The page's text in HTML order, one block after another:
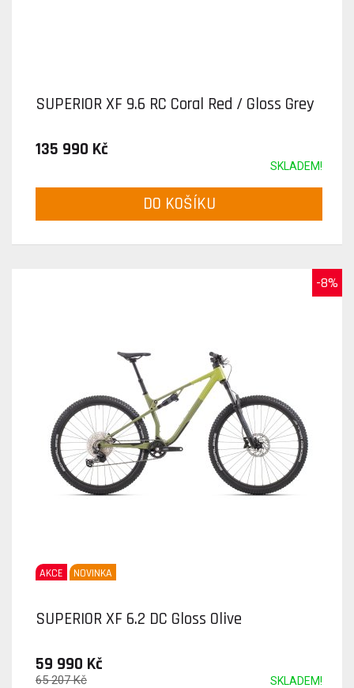
SUPERIOR XF 9.6 RC Coral Red / Gloss Grey
135 990 Kč
SKLADEM!
DO KOŠÍKU
-8%
AKCE NOVINKA
SUPERIOR XF 6.2 DC Gloss Olive
59 990 Kč
SKLADEM!
65 207 Kč